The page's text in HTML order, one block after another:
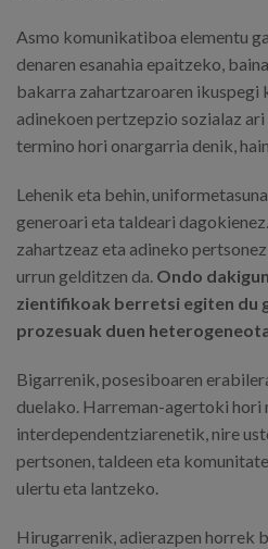
Asmo komunikatiboa elementu
denaren esanahia epaitzeko,
bakarra zahartzaroaren
adinekoen pertzepzio sozialaz ari
termino hori onargarria denik,
Lehenik eta behin,
generoari eta taldeari
zahartzeaz eta adineko
urrun gelditzen da. Ondo
zientifikoak berretsi egiten du
prozesuak duen
Bigarrenik, posesiboaren
duelako. Harreman-agertoki hori
interdependentziarenetik, nire
pertsonen, taldeen eta
ulertu eta lantzeko.
Hirugarrenik, adierazpen horrek